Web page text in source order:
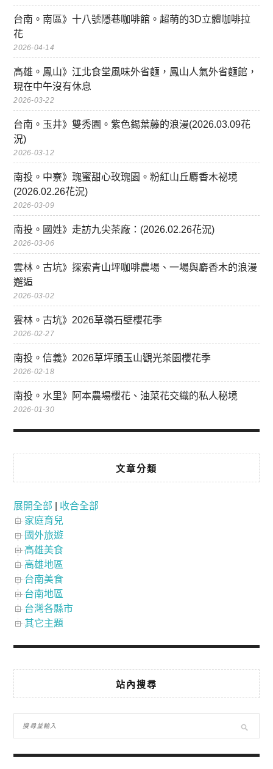
台南。南區》十八號隱巷咖啡館。超萌的3D立體咖啡拉
花
2026-04-14
高雄。鳳山》江北食堂風味外省麵，鳳山人氣外省麵館，
現在中午沒有休息
2026-03-22
台南。玉井》雙秀園。紫色錫葉藤的浪漫(2026.03.09花
況)
2026-03-12
南投。中寮》瑰蜜甜心玫瑰園。粉紅山丘麝香木祕境
(2026.02.26花況)
2026-03-09
南投。國姓》走訪九尖茶廠：(2026.02.26花況)
2026-03-06
雲林。古坑》探索青山坪咖啡農場、一場與麝香木的浪漫
邂逅
2026-03-02
雲林。古坑》2026草嶺石壁櫻花季
2026-02-27
南投。信義》2026草坪頭玉山觀光茶園櫻花季
2026-02-18
南投。水里》阿本農場櫻花、油菜花交織的私人秘境
2026-01-30
文章分類
展開全部
收合全部
家庭育兒
國外旅遊
高雄美食
高雄地區
台南美食
台南地區
台灣各縣市
其它主題
站內搜尋